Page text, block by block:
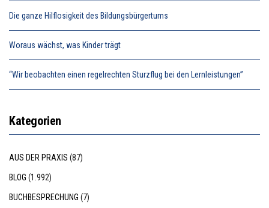
Die ganze Hilflosigkeit des Bildungsbürgertums
Woraus wächst, was Kinder trägt
“Wir beobachten einen regelrechten Sturzflug bei den Lernleistungen”
Kategorien
AUS DER PRAXIS (87)
BLOG (1.992)
BUCHBESPRECHUNG (7)